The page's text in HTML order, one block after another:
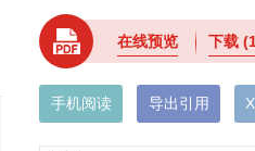
在线预览 下载
手机阅读 导出引用